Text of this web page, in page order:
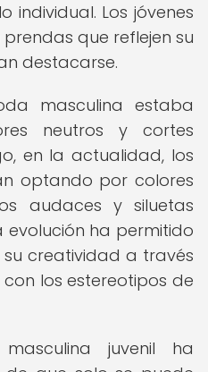
individual. Los jóvenes
que reflejen su
destacarse.
masculina estaba
neutros y cortes
en la actualidad, los
optando por colores
audaces y siluetas
evolución ha permitido
creatividad a través
los estereotipos de
juvenil ha